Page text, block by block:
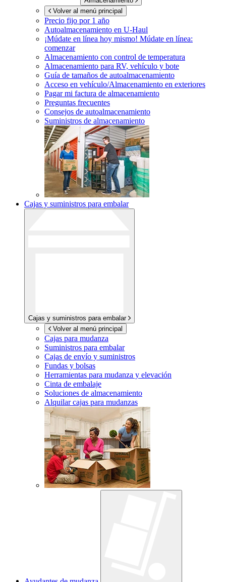
Volver al menú principal
Precio fijo por 1 año
Autoalmacenamiento en U-Haul
¡Múdate en línea hoy mismo! Múdate en línea:
comenzar
Almacenamiento con control de temperatura
Almacenamiento para RV, vehículo y bote
Guía de tamaños de autoalmacenamiento
Acceso en vehículo/Almacenamiento en exteriores
Pagar mi factura de almacenamiento
Preguntas frecuentes
Consejos de autoalmacenamiento
Suministros de almacenamiento
Cajas y suministros para embalar
Cajas y suministros para embalar
Volver al menú principal
Cajas para mudanza
Suministros para embalar
Cajas de envío y suministros
Fundas y bolsas
Herramientas para mudanza y elevación
Cinta de embalaje
Soluciones de almacenamiento
Alquilar cajas para mudanzas